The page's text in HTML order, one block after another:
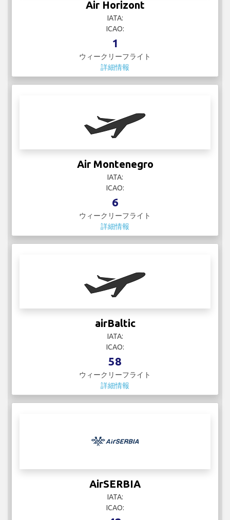
Air Horizont
IATA:
ICAO:
1
ウィークリーフライト
詳細情報
Air Montenegro
IATA:
ICAO:
6
ウィークリーフライト
詳細情報
airBaltic
IATA:
ICAO:
58
ウィークリーフライト
詳細情報
AirSERBIA
IATA:
ICAO: